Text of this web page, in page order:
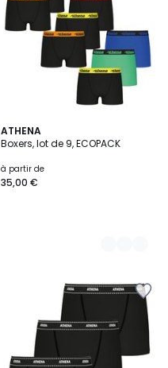
ATHENA
Boxers, lot de 9, ECOPACK
à partir de
35,00 €
2
Couleurs